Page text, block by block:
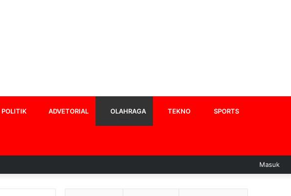
POLITIK ADVETORIAL OLAHRAGA TEKNO SPORTS
Masuk